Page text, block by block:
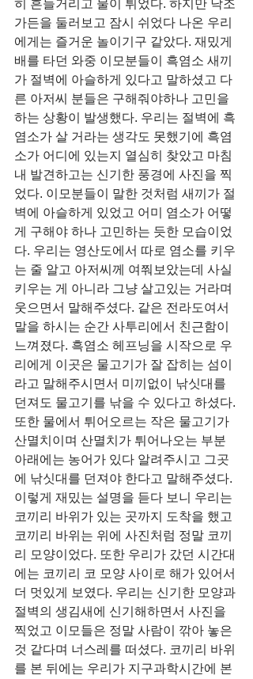
히 흔들거리고 물이 튀었다. 하지만 낙조
가든을 둘러보고 잠시 쉬었다 나온 우리
에게는 즐거운 놀이기구 같았다. 재밌게
배를 타던 와중 이모분들이 흑염소 새끼
가 절벽에 아슬하게 있다고 말하셨고 다
른 아저씨 분들은 구해줘야하나 고민을
하는 상황이 발생했다. 우리는 절벽에 흑
염소가 살 거라는 생각도 못했기에 흑염
소가 어디에 있는지 열심히 찾았고 마침
내 발견하고는 신기한 풍경에 사진을 찍
었다. 이모분들이 말한 것처럼 새끼가 절
벽에 아슬하게 있었고 어미 염소가 어떻
게 구해야 하나 고민하는 듯한 모습이었
다. 우리는 영산도에서 따로 염소를 키우
는 줄 알고 아저씨께 여쭤보았는데 사실
키우는 게 아니라 그냥 살고있는 거라며
웃으면서 말해주셨다. 같은 전라도여서
말을 하시는 순간 사투리에서 친근함이
느껴졌다. 흑염소 헤프닝을 시작으로 우
리에게 이곳은 물고기가 잘 잡히는 섬이
라고 말해주시면서 미끼없이 낚싯대를
던져도 물고기를 낚을 수 있다고 하셨다.
또한 물에서 튀어오르는 작은 물고기가
산멸치이며 산멸치가 튀어나오는 부분
아래에는 농어가 있다 알려주시고 그곳
에 낚싯대를 던져야 한다고 말해주셨다.
이렇게 재밌는 설명을 듣다 보니 우리는
코끼리 바위가 있는 곳까지 도착을 했고
코끼리 바위는 위에 사진처럼 정말 코끼
리 모양이었다. 또한 우리가 갔던 시간대
에는 코끼리 코 모양 사이로 해가 있어서
더 멋있게 보였다. 우리는 신기한 모양과
절벽의 생김새에 신기해하면서 사진을
찍었고 이모들은 정말 사람이 깎아 놓은
것 같다며 너스레를 떠셨다. 코끼리 바위
를 본 뒤에는 우리가 지구과학시간에 본